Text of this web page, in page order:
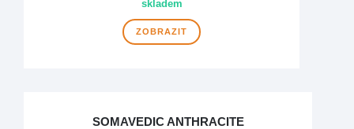
skladem
ZOBRAZIT
SOMAVEDIC ANTHRACITE